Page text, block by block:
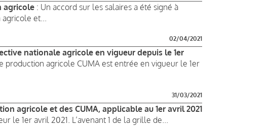
agricole : Un accord sur les salaires a été signé à
et...
02/04/2021
nationale agricole en vigueur depuis le 1er
production agricole CUMA est entrée en vigueur le 1er
31/03/2021
agricole et des CUMA, applicable au 1er avril 2021
le 1er avril 2021. L’avenant 1 de la grille de...